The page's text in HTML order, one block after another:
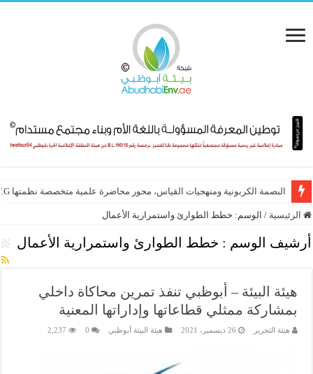
البصمة الكربونية ومنهجيات القياس، محور محاضرة علمية متخصصة نظمتها E.T.G
الرئيسية / الوسم: خطط الطوارئ واستمرارية الأعمال
أرشيف الوسم : خطط الطوارئ واستمرارية الأعمال
هيئة البيئة – أبوظبي تنفذ تمرين محاكاة داخلي
بمشاركة ممثلي قطاعاتها وإداراتها المعنية
هيئة التحرير 26 ديسمبر، 2021 هيئة البيئة أبوظبي 0
2,237